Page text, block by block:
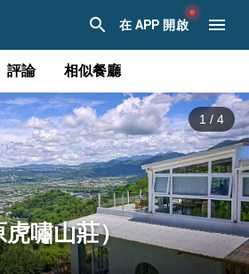
在 APP 開啟
評論 相似餐廳
1 / 4
嘯山莊）